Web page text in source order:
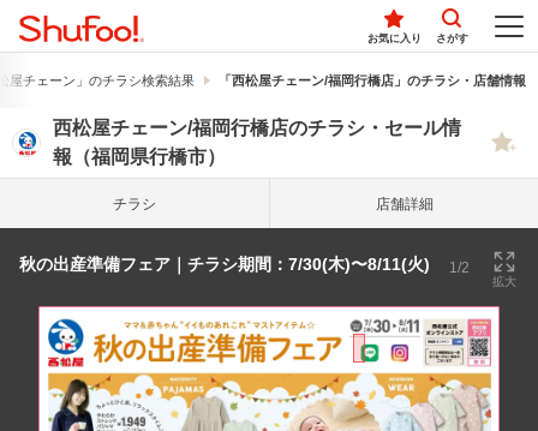
お気に入り さがす
屋チェーン」のチラシ検索結果 「西松屋チェーン/福岡行橋店」のチラシ・店舗情報
西松屋チェーン/福岡行橋店のチラシ・セール情
報（福岡県行橋市）
チラシ 店舗詳細
秋の出産準備フェア｜チラシ期間：7/30(木)〜8/11(火) 1/2
拡大